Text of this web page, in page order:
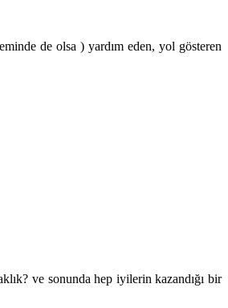
de olsa ) yardım eden, yol gösteren
ve sonunda hep iyilerin kazandığı bir